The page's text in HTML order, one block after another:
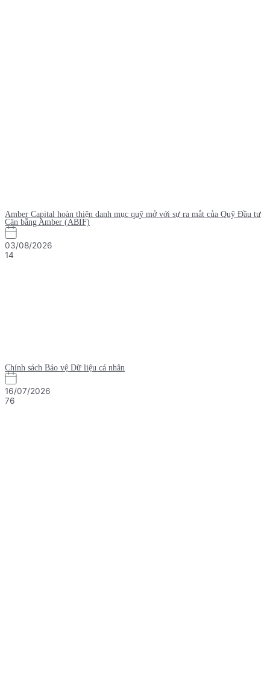
Amber Capital hoàn thiện danh mục quỹ mở với sự ra mắt của Quỹ Đầu tư
Cân bằng Amber (ABIF)
03/08/2026
14
Chính sách Bảo vệ Dữ liệu cá nhân
16/07/2026
76